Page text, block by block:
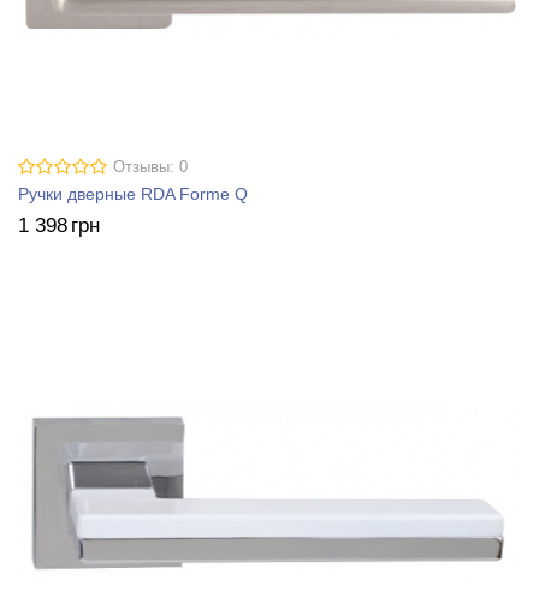
Отзывы: 0
Ручки дверные RDA Forme Q
1 398 грн